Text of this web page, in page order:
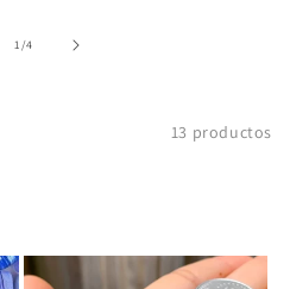
1/de
4
13 productos